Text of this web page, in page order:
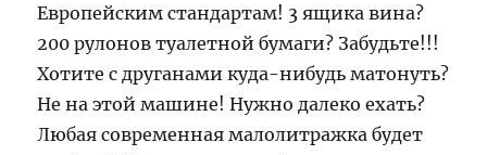
Европейским стандартам! 3 ящика вина?
200 рулонов туалетной бумаги? Забудьте!!!
Хотите с друганами куда-нибудь матонуть?
Не на этой машине! Нужно далеко ехать?
Любая современная малолитражка будет